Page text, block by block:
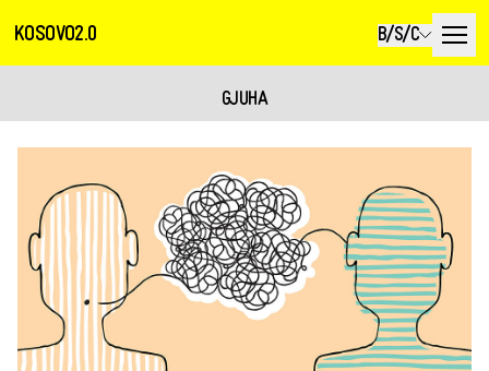
KOSOVO2.0 B/S/C
GJUHA